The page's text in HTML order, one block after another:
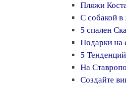
Пляжи
С собакой в
5 спален
Подарки на
5
На
Создайте